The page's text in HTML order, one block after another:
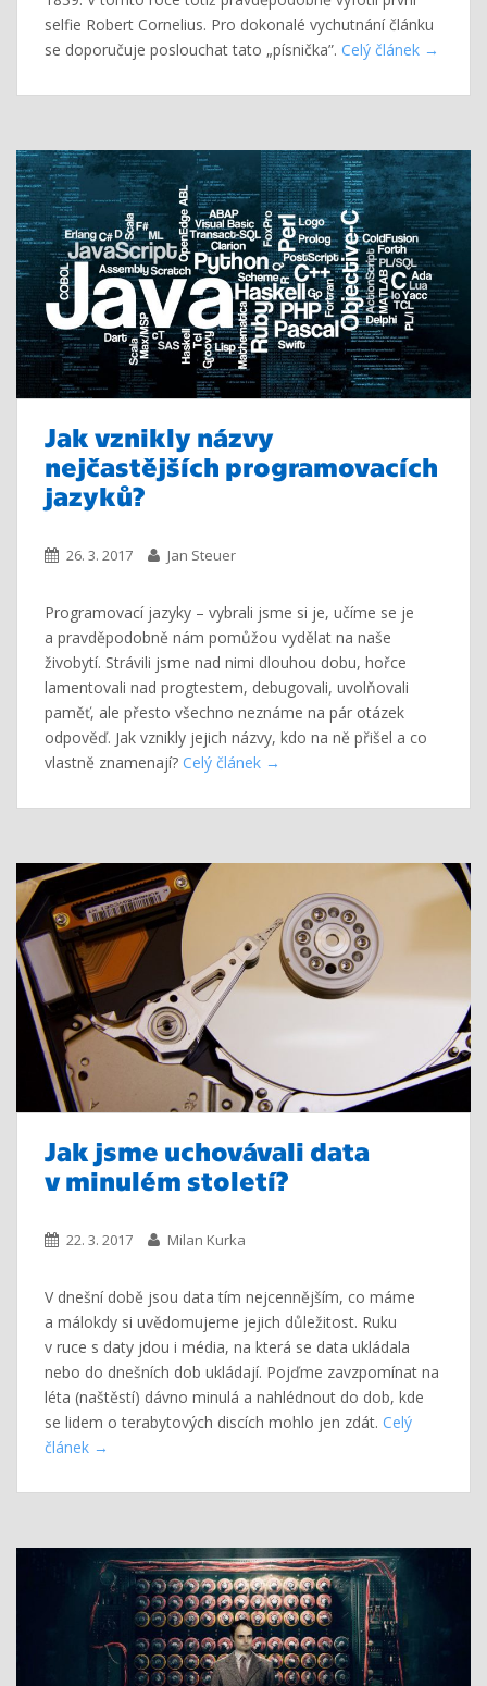
selfie Robert Cornelius. Pro dokonalé vychutnání článku
se doporučuje poslouchat tato „písnička”. Celý článek
Jak vznikly názvy
nejčastějších programovacích
jazyků?
26. 3. 2017 Jan Steuer
Programovací jazyky – vybrali jsme si je, učíme se je
a pravděpodobně nám pomůžou vydělat na naše
živobytí. Strávili jsme nad nimi dlouhou dobu, hořce
lamentovali nad progtestem, debugovali, uvolňovali
paměť, ale přesto všechno neznáme na pár otázek
odpověď. Jak vznikly jejich názvy, kdo na ně přišel a co
vlastně znamenají? Celý článek
Jak jsme uchovávali data
v minulém století?
22. 3. 2017 Milan Kurka
V dnešní době jsou data tím nejcennějším, co máme
a málokdy si uvědomujeme jejich důležitost. Ruku
v ruce s daty jdou i média, na která se data ukládala
nebo do dnešních dob ukládají. Pojďme zavzpomínat na
léta (naštěstí) dávno minulá a nahlédnout do dob, kde
se lidem o terabytových discích mohlo jen zdát. Celý
článek